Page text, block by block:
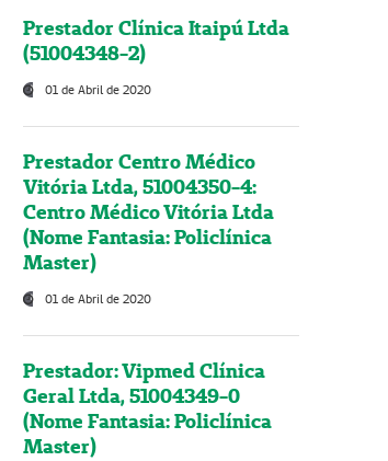
Prestador Clínica Itaipú Ltda
(51004348-2)
01 de Abril de 2020
Prestador Centro Médico
Vitória Ltda, 51004350-4:
Centro Médico Vitória Ltda
(Nome Fantasia: Policlínica
Master)
01 de Abril de 2020
Prestador: Vipmed Clínica
Geral Ltda, 51004349-0
(Nome Fantasia: Policlínica
Master)